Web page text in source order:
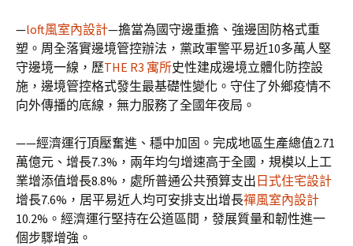
—loft風室內設計—擔當為國守邊重擔、強邊固防格式重
塑。周全落實邊境管控辦法，黨政軍警平易近10多萬人堅
守邊境一線，歷THE R3 寓所史性建成邊境立體化防控設
施，邊境管控格式發生最基礎性變化。守住了外鄉疫情不
向外傳播的底線，無力服務了全國年夜局。
——經濟運行頂壓奮進、穩中加固。完成地區生產總值2.71
萬億元、增長7.3%，兩年均勻增速高于全國，規模以上工
業增添值增長8.8%，處所普通公共預算支出 日式住宅設計
增長7.6%，居平易近人均可安排支出增長禪風室內設計
10.2%。經濟運行堅持在公道區間，發展質量和韌性進一
個步驟增強。